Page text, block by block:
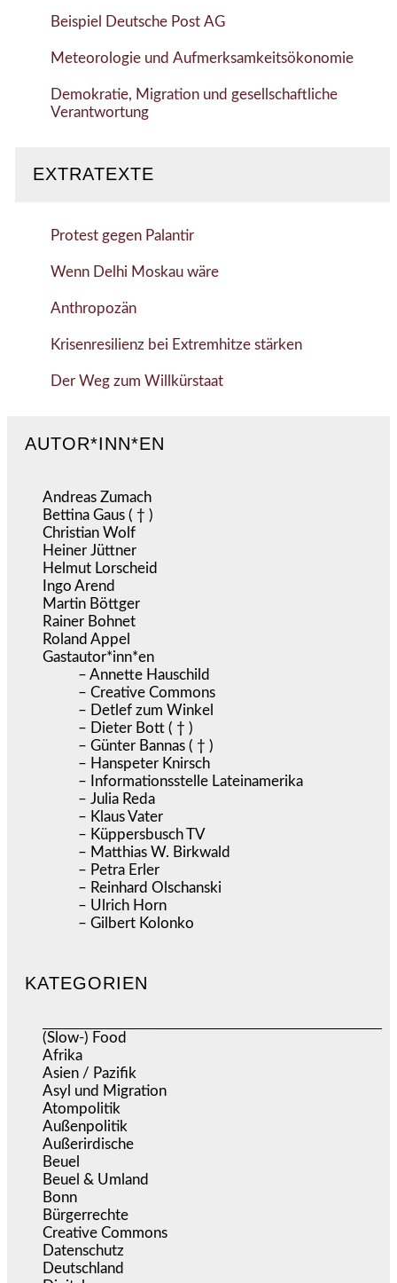
Beispiel Deutsche Post AG
Meteorologie und Aufmerksamkeitsökonomie
Demokratie, Migration und gesellschaftliche
Verantwortung
EXTRATEXTE
Protest gegen Palantir
Wenn Delhi Moskau wäre
Anthropozän
Krisenresilienz bei Extremhitze stärken
Der Weg zum Willkürstaat
AUTOR*INN*EN
Andreas Zumach
Bettina Gaus ( † )
Christian Wolf
Heiner Jüttner
Helmut Lorscheid
Ingo Arend
Martin Böttger
Rainer Bohnet
Roland Appel
Gastautor*inn*en
– Annette Hauschild
– Creative Commons
– Detlef zum Winkel
– Dieter Bott ( † )
– Günter Bannas ( † )
– Hanspeter Knirsch
– Informationsstelle Lateinamerika
– Julia Reda
– Klaus Vater
– Küppersbusch TV
– Matthias W. Birkwald
– Petra Erler
– Reinhard Olschanski
– Ulrich Horn
– Gilbert Kolonko
KATEGORIEN
(Slow-) Food
Afrika
Asien / Pazifik
Asyl und Migration
Atompolitik
Außenpolitik
Außerirdische
Beuel
Beuel & Umland
Bonn
Bürgerrechte
Creative Commons
Datenschutz
Deutschland